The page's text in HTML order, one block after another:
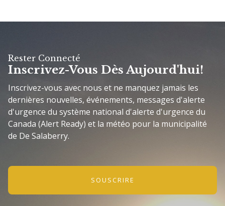
Rester Connecté
Inscrivez-Vous Dès Aujourd'hui!
Inscrivez-vous avec nous et ne manquez jamais les
dernières nouvelles, événements, messages d'alerte
d'urgence du système national d'alerte d'urgence du
Canada (Alert Ready) et la météo pour la municipalité
de De Salaberry.
SOUSCRIRE